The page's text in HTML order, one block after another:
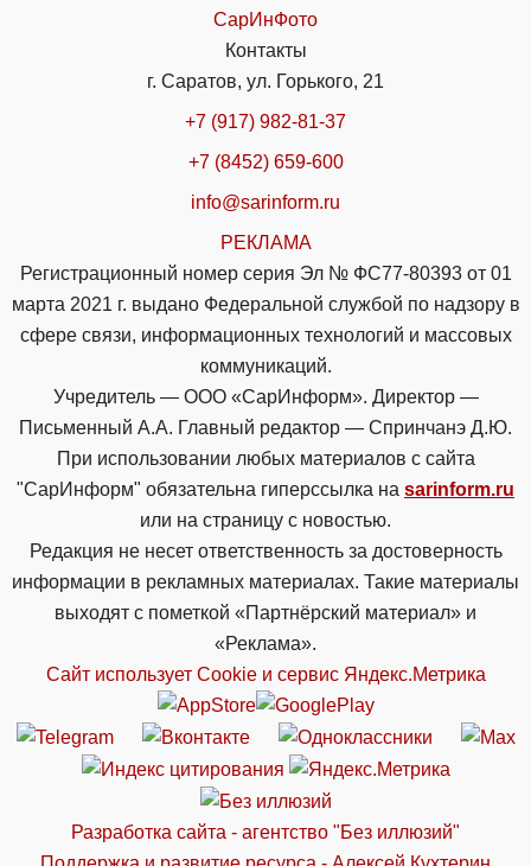
СарИнФото
Контакты
г. Саратов, ул. Горького, 21
+7 (917) 982-81-37
+7 (8452) 659-600
info@sarinform.ru
РЕКЛАМА
Регистрационный номер серия Эл № ФС77-80393 от 01
марта 2021 г. выдано Федеральной службой по надзору в
сфере связи, информационных технологий и массовых
коммуникаций.
Учредитель — ООО «СарИнформ». Директор —
Письменный А.А. Главный редактор — Спринчанэ Д.Ю.
При использовании любых материалов с сайта
"СарИнформ" обязательна гиперссылка на sarinform.ru
или на страницу с новостью.
Редакция не несет ответственность за достоверность
информации в рекламных материалах. Такие материалы
выходят с пометкой «Партнёрский материал» и
«Реклама».
Сайт использует Cookie и сервиc Яндекс.Метрика
Разработка сайта - агентство "Без иллюзий"